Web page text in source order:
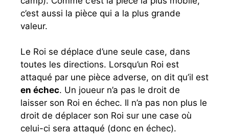
c’est aussi la pièce qui a la plus grande
valeur.
Le Roi se déplace d’une seule case, dans
toutes les directions. Lorsqu’un Roi est
attaqué par une pièce adverse, on dit qu’il est
en échec. Un joueur n’a pas le droit de
laisser son Roi en échec. Il n’a pas non plus le
droit de déplacer son Roi sur une case où
celui-ci sera attaqué (donc en échec).